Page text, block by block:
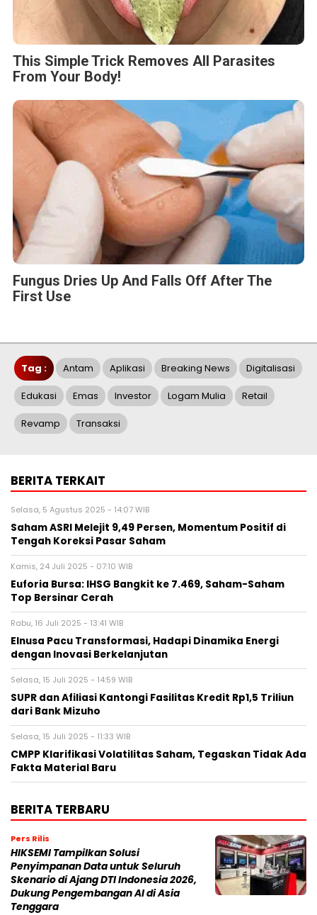
This Simple Trick Removes All Parasites
From Your Body!
Fungus Dries Up And Falls Off After The
First Use
Tag : Antam Aplikasi Breaking News Digitalisasi
Edukasi Emas Investor Logam Mulia Retail
Revamp Transaksi
BERITA TERKAIT
Selasa, 5 Agustus 2025 - 14:07 WIB
Saham ASRI Melejit 9,49 Persen, Momentum Positif di
Tengah Koreksi Pasar Saham
Kamis, 24 Juli 2025 - 07:10 WIB
Euforia Bursa: IHSG Bangkit ke 7.469, Saham-Saham
Top Bersinar Cerah
Rabu, 16 Juli 2025 - 13:41 WIB
Elnusa Pacu Transformasi, Hadapi Dinamika Energi
dengan Inovasi Berkelanjutan
Selasa, 15 Juli 2025 - 14:59 WIB
SUPR dan Afiliasi Kantongi Fasilitas Kredit Rp1,5 Triliun
dari Bank Mizuho
Selasa, 15 Juli 2025 - 11:33 WIB
CMPP Klarifikasi Volatilitas Saham, Tegaskan Tidak Ada
Fakta Material Baru
BERITA TERBARU
Pers Rilis
HIKSEMI Tampilkan Solusi
Penyimpanan Data untuk Seluruh
Skenario di Ajang DTI Indonesia 2026,
Dukung Pengembangan AI di Asia
Tenggara